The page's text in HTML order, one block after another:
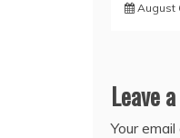
August
Leave
Your